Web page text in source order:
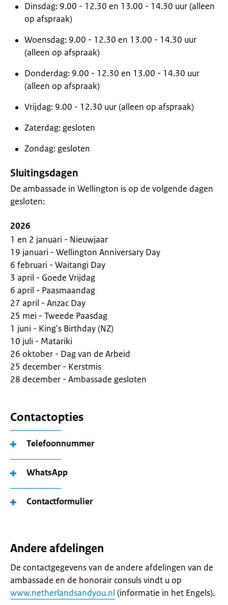
Dinsdag: 9.00 - 12.30 en 13.00 - 14.30 uur (alleen
op afspraak)
Woensdag: 9.00 - 12.30 en 13.00 - 14.30 uur
(alleen op afspraak)
Donderdag: 9.00 - 12.30 en 13.00 - 14.30 uur
(alleen op afspraak)
Vrijdag: 9.00 - 12.30 uur (alleen op afspraak)
Zaterdag: gesloten
Zondag: gesloten
Sluitingsdagen
De ambassade in Wellington is op de volgende dagen
gesloten:
2026
1 en 2 januari - Nieuwjaar
19 januari - Wellington Anniversary Day
6 februari - Waitangi Day
3 april - Goede Vrijdag
6 april - Paasmaandag
27 april - Anzac Day
25 mei - Tweede Paasdag
1 juni - King's Birthday (NZ)
10 juli - Matariki
26 oktober - Dag van de Arbeid
25 december - Kerstmis
28 december - Ambassade gesloten
Contactopties
Telefoonnummer
WhatsApp
Contactformulier
Andere afdelingen
De contactgegevens van de andere afdelingen van de
ambassade en de honorair consuls vindt u op
www.netherlandsandyou.nl (informatie in het Engels).